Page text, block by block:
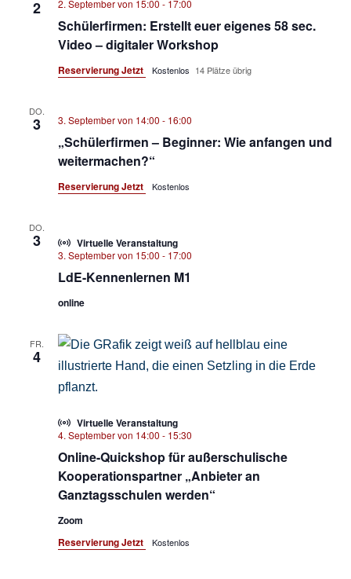
2
Schülerfirmen: Erstellt euer eigenes 58 sec.
Video – digitaler Workshop
2. September von 15:00 - 17:00
Reservierung Jetzt Kostenlos 14 Plätze übrig
DO.
3
„Schülerfirmen – Beginner: Wie anfangen und
weitermachen?“
3. September von 14:00 - 16:00
Reservierung Jetzt Kostenlos
DO.
3
LdE-Kennenlernen M1
3. September von 15:00 - 17:00
online
Virtuelle Veranstaltung
FR.
4
Online-Quickshop für außerschulische
Kooperationspartner „Anbieter an
Ganztagsschulen werden“
4. September von 14:00 - 15:30
Zoom
Virtuelle Veranstaltung
Reservierung Jetzt Kostenlos